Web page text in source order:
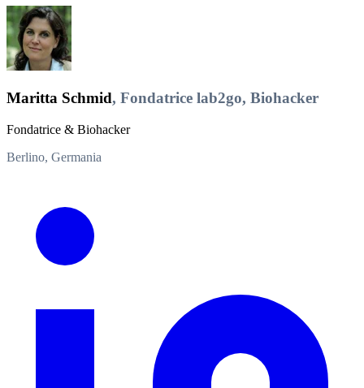
Maritta Schmid, Fondatrice lab2go, Biohacker
Fondatrice & Biohacker
Berlino, Germania